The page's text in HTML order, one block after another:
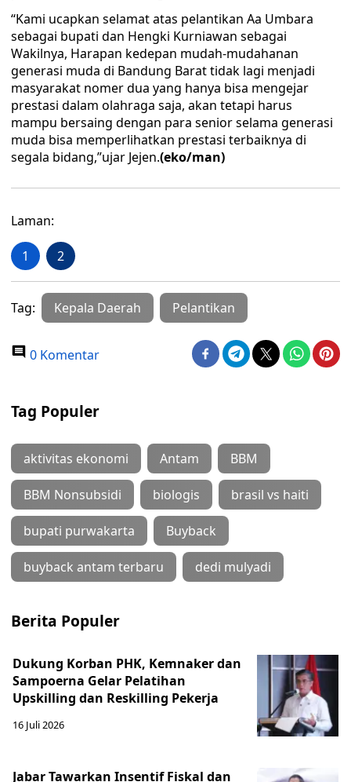
“Kami ucapkan selamat atas pelantikan Aa Umbara
sebagai bupati dan Hengki Kurniawan sebagai
Wakilnya, Harapan kedepan mudah-mudahanan
generasi muda di Bandung Barat tidak lagi menjadi
masyarakat nomer dua yang hanya bisa mengejar
prestasi dalam olahraga saja, akan tetapi harus
mampu bersaing dengan para senior selama generasi
muda bisa memperlihatkan prestasi terbaiknya di
segala bidang,”ujar Jejen.(eko/man)
Laman:
1 2
Tag: Kepala Daerah Pelantikan
0 Komentar
Tag Populer
aktivitas ekonomi Antam BBM
BBM Nonsubsidi biologis brasil vs haiti
bupati purwakarta Buyback
buyback antam terbaru dedi mulyadi
Berita Populer
Dukung Korban PHK, Kemnaker dan
Sampoerna Gelar Pelatihan
Upskilling dan Reskilling Pekerja
16 Juli 2026
Jabar Tawarkan Insentif Fiskal dan